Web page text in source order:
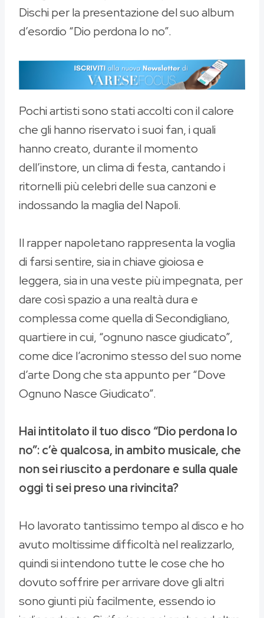
Dischi per la presentazione del suo album
d’esordio “Dio perdona Io no”.
Pochi artisti sono stati accolti con il calore
che gli hanno riservato i suoi fan, i quali
hanno creato, durante il momento
dell’instore, un clima di festa, cantando i
ritornelli più celebri delle sua canzoni e
indossando la maglia del Napoli.
Il rapper napoletano rappresenta la voglia
di farsi sentire, sia in chiave gioiosa e
leggera, sia in una veste più impegnata, per
dare così spazio a una realtà dura e
complessa come quella di Secondigliano,
quartiere in cui, “ognuno nasce giudicato”,
come dice l’acronimo stesso del suo nome
d’arte Dong che sta appunto per “Dove
Ognuno Nasce Giudicato”.
Hai intitolato il tuo disco “Dio perdona Io
no”: c’è qualcosa, in ambito musicale, che
non sei riuscito a perdonare e sulla quale
oggi ti sei preso una rivincita?
Ho lavorato tantissimo tempo al disco e ho
avuto moltissime difficoltà nel realizzarlo,
quindi si intendono tutte le cose che ho
dovuto soffrire per arrivare dove gli altri
sono giunti più facilmente, essendo io